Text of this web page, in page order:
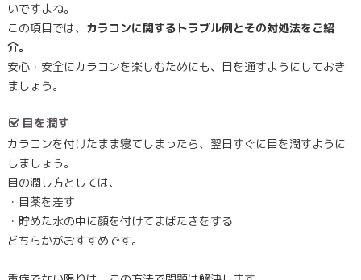
いですよね。
この項目では、 カラコンに関するトラブル例とその対処法をご紹
介。
安心・安全にカラコンを楽しむためにも、目を通すようにしておき
ましょう。
目を潤す
カラコンを付けたまま寝てしまったら、翌日すぐに目を潤すように
しましょう。
目の潤し方としては、
・目薬を差す
・貯めた水の中に顔を付けてまばたきをする
どちらかがおすすめです。